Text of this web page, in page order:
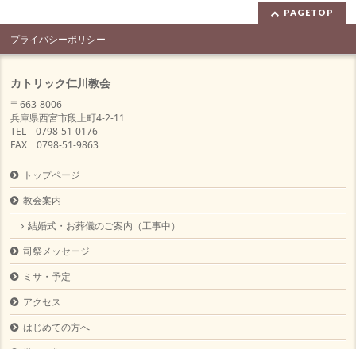
PAGETOP
プライバシーポリシー
カトリック仁川教会
〒663-8006
兵庫県西宮市段上町4-2-11
TEL 0798-51-0176
FAX 0798-51-9863
トップページ
教会案内
結婚式・お葬儀のご案内（工事中）
司祭メッセージ
ミサ・予定
アクセス
はじめての方へ